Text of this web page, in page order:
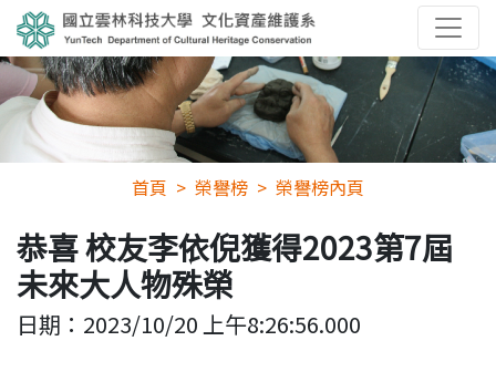
首頁 榮譽榜 榮譽榜內頁
恭喜 校友李依倪獲得2023第7屆
未來大人物殊榮
日期： 2023/10/20 上午8:26:56.000